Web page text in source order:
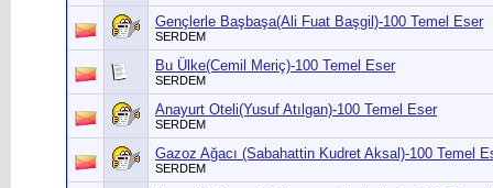
Gençlerle Başbaşa(Ali Fuat Başgil)-100 Temel Eser
SERDEM
Bu Ülke(Cemil Meriç)-100 Temel Eser
SERDEM
Anayurt Oteli(Yusuf Atılgan)-100 Temel Eser
SERDEM
Gazoz Ağacı (Sabahattin Kudret Aksal)-100 Temel
SERDEM